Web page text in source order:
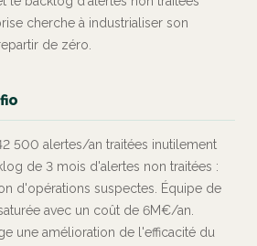
cherche à industrialiser son
de zéro.
500 alertes/an traitées inutilement
de 3 mois d'alertes non traitées :
d'opérations suspectes. Équipe de
avec un coût de 6M€/an.
une amélioration de l'efficacité du